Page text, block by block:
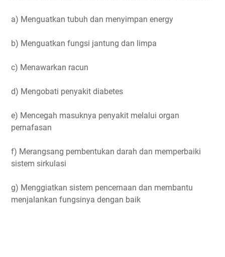
a) Menguatkan tubuh dan menyimpan energy
b) Menguatkan fungsi jantung dan limpa
c) Menawarkan racun
d) Mengobati penyakit diabetes
e) Mencegah masuknya penyakit melalui organ
pernafasan
f) Merangsang pembentukan darah dan memperbaiki
sistem sirkulasi
g) Menggiatkan sistem pencernaan dan membantu
menjalankan fungsinya dengan baik